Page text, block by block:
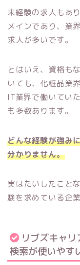
未経験の求人もあ
メインであり、業
求人が多いです。
とはいえ、資格も
いても、化粧品業
IT業界で働いてい
も多数あります。
どんな経験が強み
分かりません。
実はたいしたこと
験を求めている企
リブズキャ
検索が使いやす